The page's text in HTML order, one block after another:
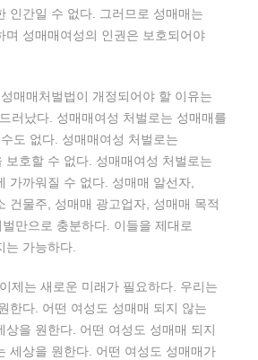
인간일 수 없다. 그러므로 성매매는
며 성매매여성의 인권은 보호되어야
매매처벌법이 개정되어야 할 이유는
러났다. 성매매여성 처벌로는 성매매를
도 없다. 성매매여성 처벌로는
보호할 수 없다. 성매매여성 처벌로는
가까워질 수 없다. 성매매 알선자,
건물주, 성매매 광고업자, 성매매 목적
만으로 충분하다. 이들을 제대로
는 가능하다.
제는 새로운 미래가 필요하다. 우리는
한다. 어떤 여성도 성매매 되지 않는
상을 원한다. 어떤 여성도 성매매 되지
세상을 원한다. 어떤 여성도 성매매가